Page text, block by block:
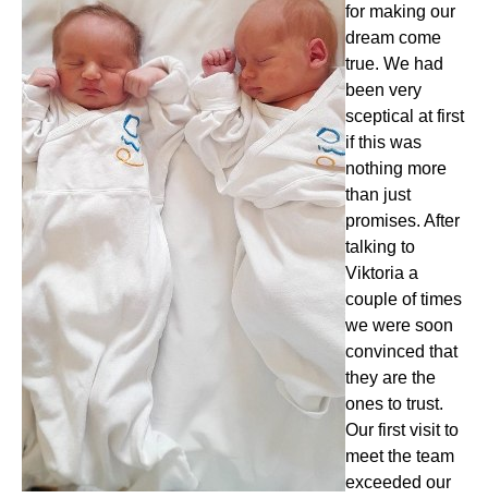
for making our
dream come
true. We had
been very
sceptical at first
if this was
nothing more
than just
promises. After
talking to
Viktoria a
couple of times
we were soon
convinced that
they are the
ones to trust.
Our first visit to
meet the team
exceeded our